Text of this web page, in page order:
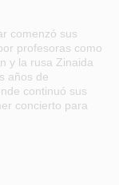
comenzó sus
profesoras como
y la rusa Zinaida
años de
continuó sus
concierto para